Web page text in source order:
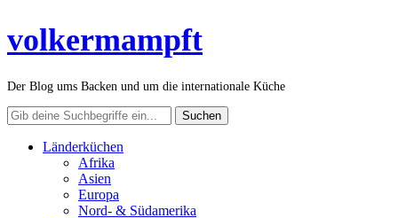
volkermampft
Der Blog ums Backen und um die internationale Küche
Länderküchen
Afrika
Asien
Europa
Nord- & Südamerika